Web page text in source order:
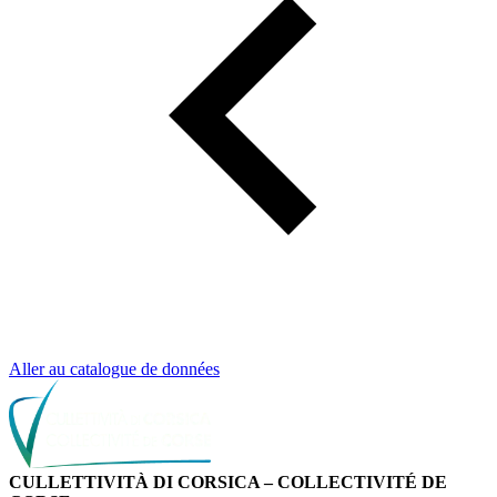
Aller au catalogue de données
CULLETTIVITÀ DI CORSICA – COLLECTIVITÉ DE